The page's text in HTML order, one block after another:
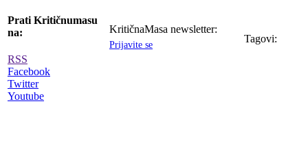
Prati Kritičnumasu
na:
RSS
Facebook
Twitter
Youtube
KritičnaMasa newsletter:
Prijavite se
Tagovi: